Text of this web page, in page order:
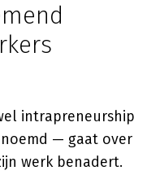
intrapreneurship
— gaat over
werk benadert.